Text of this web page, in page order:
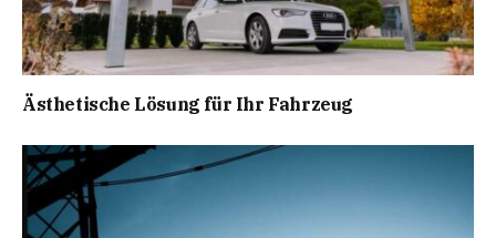
Ästhetische Lösung für Ihr Fahrzeug